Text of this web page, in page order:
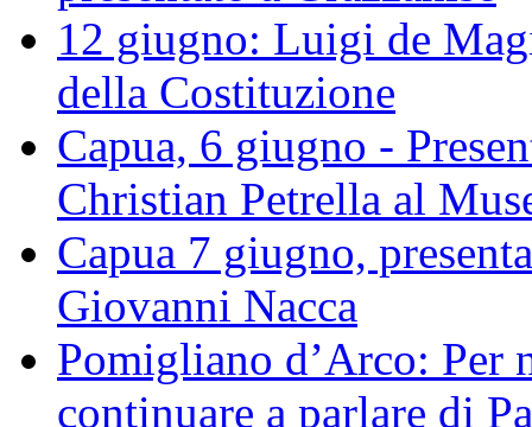
12 giugno: Luigi de
della Costituzione
Capua, 6 giugno -
Christian Petrella al
Capua 7 giugno,
Giovanni Nacca
Pomigliano d’Arco: Per
continuare a parlare di